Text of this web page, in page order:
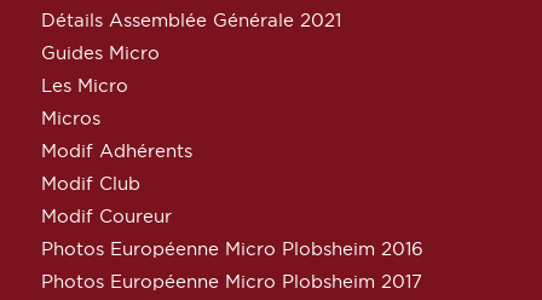
Détails Assemblée Générale 2021
Guides Micro
Les Micro
Micros
Modif Adhérents
Modif Club
Modif Coureur
Photos Européenne Micro Plobsheim 2016
Photos Européenne Micro Plobsheim 2017